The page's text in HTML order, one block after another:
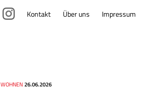
Thema
WOHNEN
Datum 26.06.2026
Kontakt Über uns Impressum